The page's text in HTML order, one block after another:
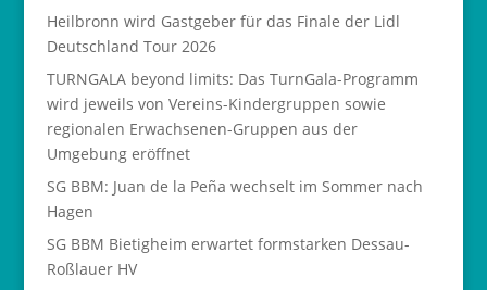
Heilbronn wird Gastgeber für das Finale der Lidl
Deutschland Tour 2026
TURNGALA beyond limits: Das TurnGala-Programm
wird jeweils von Vereins-Kindergruppen sowie
regionalen Erwachsenen-Gruppen aus der
Umgebung eröffnet
SG BBM: Juan de la Peña wechselt im Sommer nach
Hagen
SG BBM Bietigheim erwartet formstarken Dessau-
Roßlauer HV